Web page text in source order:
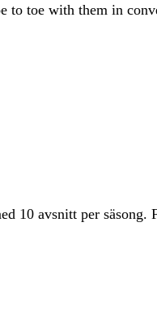
to toe with them in
10 avsnitt per säsong.